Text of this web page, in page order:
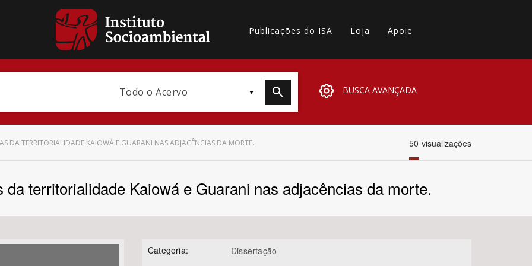
Publicações do ISA Loja Apoie
Todo o Acervo BUSCA AVANÇADA
DA TERRITORIALIDADE KAIOWÁ E GUARANI NAS ADJACÊNCIAS DA MORTE. 50 visualizações
da territorialidade Kaiowá e Guarani nas adjacências da morte.
Categoria: Dissertação